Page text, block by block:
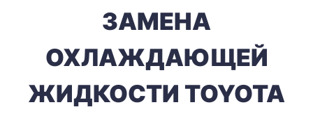
ЗАМЕНА
ОХЛАЖДАЮЩЕЙ
ЖИДКОСТИ TOYOTA